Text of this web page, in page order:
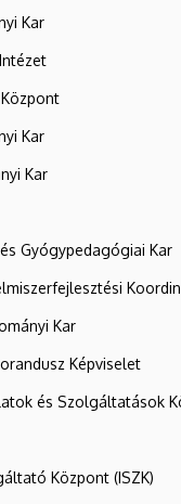
Kar
Kar
Kar
Gyógypedagógiai Kar
Kar
Képviselet
és Szolgáltatások
Központ (ISZK)